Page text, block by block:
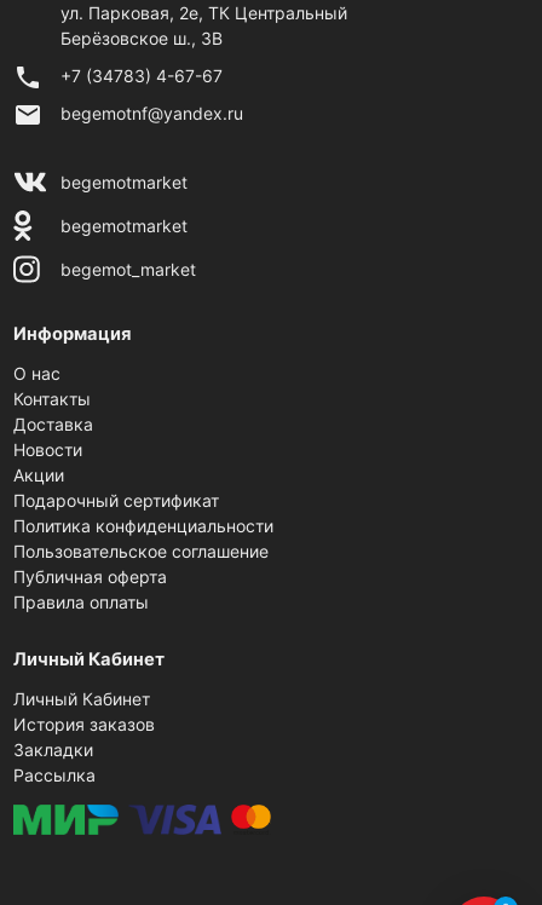
ул. Парковая, 2е, ТК Центральный
Берёзовское ш., 3В
phone +7 (34783) 4-67-67
email begemotnf@yandex.ru
begemotmarket
begemotmarket
begemot_market
Информация
О нас
Контакты
Доставка
Новости
Акции
Подарочный сертификат
Политика конфиденциальности
Пользовательское соглашение
Публичная оферта
Правила оплаты
Личный Кабинет
Личный Кабинет
История заказов
Закладки
Рассылка